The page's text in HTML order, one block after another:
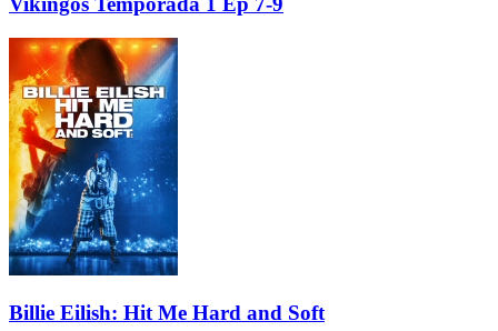
Billie Eilish: Hit Me Hard and Soft